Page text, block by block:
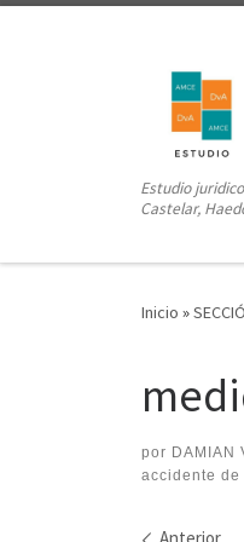
Estudio
Castelar,
Inicio »
por DAMIAN
accidente